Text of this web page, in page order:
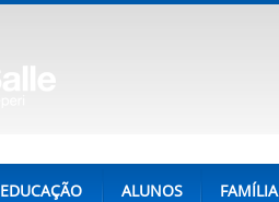
EDUCAÇÃO ALUNOS FAMÍLIA